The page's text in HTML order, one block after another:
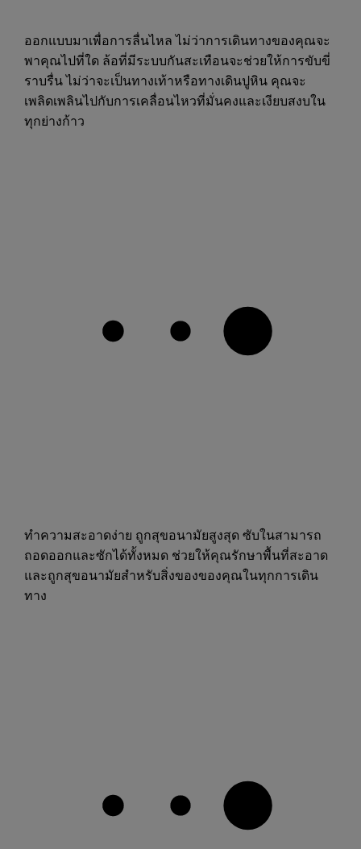
ออกแบบมาเพื่อการลื่นไหล ไม่ว่าการเดินทางของคุณจะ
พาคุณไปที่ใด ล้อที่มีระบบกันสะเทือนจะช่วยให้การขับขี่
ราบรื่น ไม่ว่าจะเป็นทางเท้าหรือทางเดินปูหิน คุณจะ
เพลิดเพลินไปกับการเคลื่อนไหวที่มั่นคงและเงียบสงบใน
ทุกย่างก้าว
ทำความสะอาดง่าย ถูกสุขอนามัยสูงสุด ซับในสามารถ
ถอดออกและซักได้ทั้งหมด ช่วยให้คุณรักษาพื้นที่สะอาด
และถูกสุขอนามัยสำหรับสิ่งของของคุณในทุกการเดิน
ทาง